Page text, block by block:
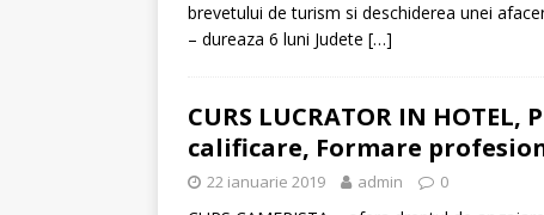
brevetului de turism si deschiderea unei
– dureaza 6 luni Judete […]
CURS LUCRATOR IN HOTEL,
calificare, Formare
22 ianuarie 2019 admin 0